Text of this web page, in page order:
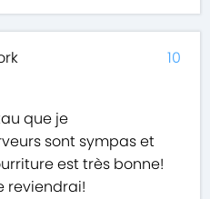
que je
sont sympas et
est très bonne!
reviendrai!
10